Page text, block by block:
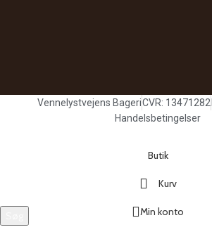
Vennelystvejens BageriCVR: 13471282
Handelsbetingelser
Butik
Kurv
Min konto